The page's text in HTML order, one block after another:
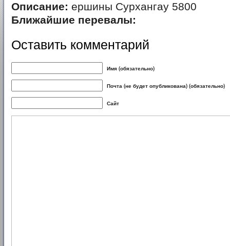
Описание: ершины Сурхангау 5800
Ближайшие перевалы:
Оставить комментарий
Имя (обязательно)
Почта (не будет опубликована) (обязательно)
Сайт